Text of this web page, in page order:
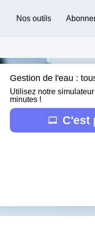
Nos outils
Gestion de l'eau :
Utilisez notre
minutes !
C'est